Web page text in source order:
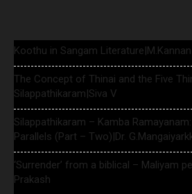
Koothu in Sangam Literature|M.Kannan
The Concept of Thinai and the Five
Silappathikaram|Siva V
Silappathikaram – Kamba
Parallels (Part – Two)|Dr.
‘Surrender’ from a biblical – Maliyam
Prakash